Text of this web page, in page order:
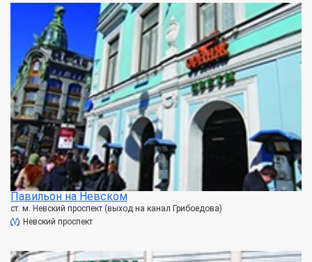
Павильон на Невском
ст. м. Невский проспект (выход на канал Грибоедова)
Невский проспект